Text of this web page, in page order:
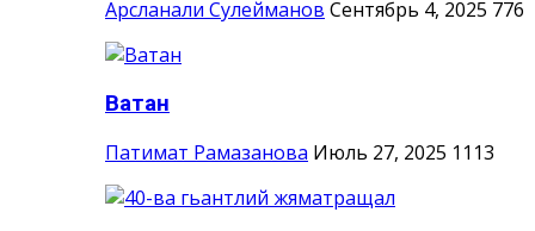
Арсланали Сулейманов Сентябрь 4, 2025 776
Ватан
Патимат Рамазанова Июль 27, 2025 1113